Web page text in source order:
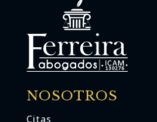
NOSOTROS
Citas